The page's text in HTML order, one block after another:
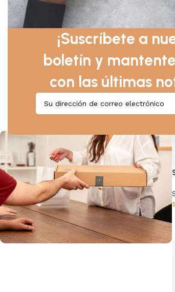
¡Suscríbete a
boletín y
con las últimas
Sobres y sellos
Señalización
Libros de Honor
Libro de votos
Cajas para anillos
Recuerdos
Invitaciones especiales
Bebés y mamás